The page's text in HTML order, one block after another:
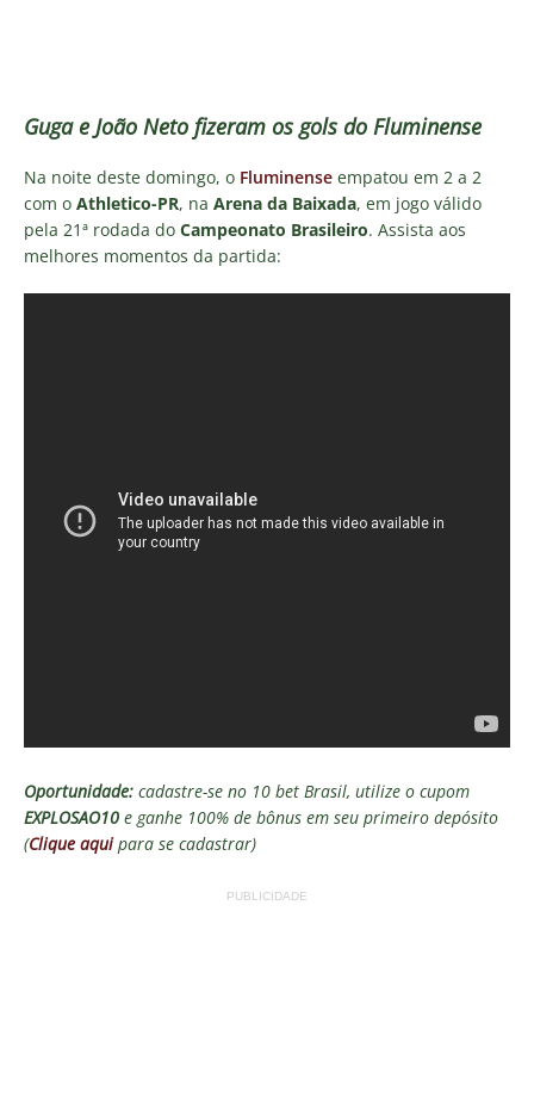
Guga e João Neto fizeram os gols do Fluminense
Na noite deste domingo, o Fluminense empatou em 2 a 2
com o Athletico-PR, na Arena da Baixada, em jogo válido
pela 21ª rodada do Campeonato Brasileiro. Assista aos
melhores momentos da partida:
Oportunidade: cadastre-se no 10 bet Brasil, utilize o cupom
EXPLOSAO10 e ganhe 100% de bônus em seu primeiro depósito
(Clique aquipara se cadastrar)
PUBLICIDADE